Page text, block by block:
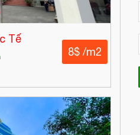
Tế
8$ /m2